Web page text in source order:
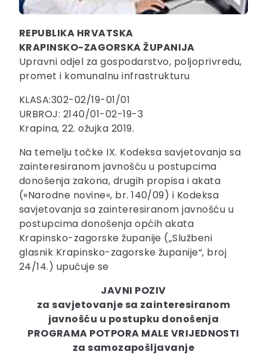
REPUBLIKA HRVATSKA
KRAPINSKO-ZAGORSKA ŽUPANIJA
Upravni odjel za gospodarstvo, poljoprivredu,
promet i komunalnu infrastrukturu
KLASA:302-02/19-01/01
URBROJ: 2140/01-02-19-3
Krapina, 22. ožujka 2019.
Na temelju točke IX. Kodeksa savjetovanja sa
zainteresiranom javnošću u postupcima
donošenja zakona, drugih propisa i akata
(»Narodne novine«, br. 140/09) i Kodeksa
savjetovanja sa zainteresiranom javnošću u
postupcima donošenja općih akata
Krapinsko-zagorske županije („Službeni
glasnik Krapinsko-zagorske županije“, broj
24/14.) upućuje se
JAVNI POZIV
za savjetovanje sa zainteresiranom
javnošću u postupku donošenja
PROGRAMA POTPORA MALE VRIJEDNOSTI
za samozapošljavanje